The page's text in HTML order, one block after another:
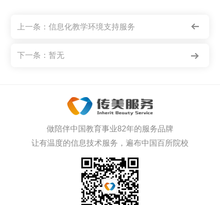
上一条： 信息化教学环境支持服务
下一条：暂无
做陪伴中国教育事业82年的服务品牌
让有温度的信息技术服务，遍布中国百所院校